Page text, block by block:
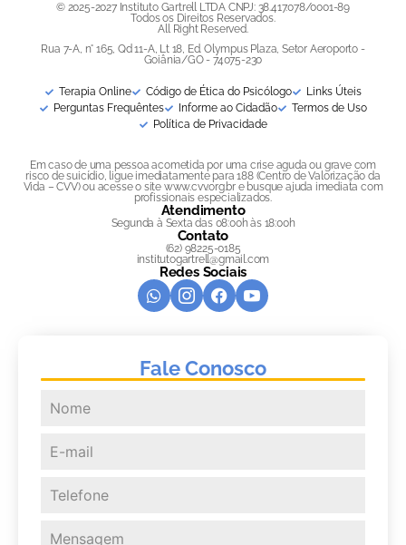
© 2025-2027 Instituto Gartrell LTDA CNPJ: 38.417.078/0001-89
Todos os Direitos Reservados.
All Right Reserved.
Rua 7-A, n° 165, Qd 11-A, Lt 18, Ed. Olympus Plaza, Setor Aeroporto -
Goiânia/GO - 74075-230
Terapia Online Código de Ética do Psicólogo
Links Úteis
Perguntas Frequêntes
Informe ao Cidadão
Termos de Uso
Política de Privacidade
Em caso de uma pessoa acometida por uma crise aguda ou grave com
risco de suicídio, ligue imediatamente para 188 (Centro de Valorização da
Vida – CVV) ou acesse o site www.cvv.org.br e busque ajuda imediata com
profissionais especializados.
Atendimento
Segunda à Sexta das 08:00h às 18:00h
Contato
(62) 98225-0185
institutogartrell@gmail.com
Redes Sociais
Fale Conosco